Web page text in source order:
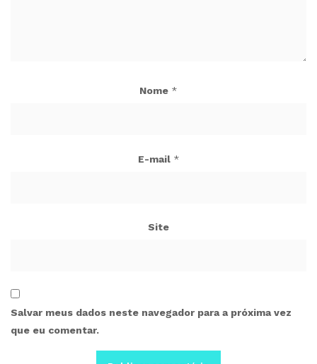
Nome *
E-mail *
Site
Salvar meus dados neste navegador para a próxima vez
que eu comentar.